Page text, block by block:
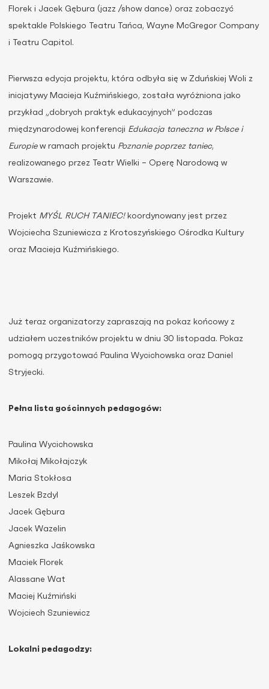
Florek i Jacek Gębura (jazz /show dance) oraz zobaczyć
spektakle Polskiego Teatru Tańca, Wayne McGregor Company
i Teatru Capitol.
Pierwsza edycja projektu, która odbyła się w Zduńskiej Woli z
inicjatywy Macieja Kuźmińskiego, została wyróżniona jako
przykład „dobrych praktyk edukacyjnych” podczas
międzynarodowej konferencji Edukacja taneczna w Polsce i
Europiew ramach projektu Poznanie poprzez taniec,
realizowanego przez Teatr Wielki – Operę Narodową w
Warszawie.
Projekt MYŚL RUCH TANIEC!koordynowany jest przez
Wojciecha Szuniewicza z Krotoszyńskiego Ośrodka Kultury
oraz Macieja Kuźmińskiego.
Już teraz organizatorzy zapraszają na pokaz końcowy z
udziałem uczestników projektu w dniu 30 listopada. Pokaz
pomogą przygotować Paulina Wycichowska oraz Daniel
Stryjecki.
Pełna lista gościnnych pedagogów:
Paulina Wycichowska
Mikołaj Mikołajczyk
Maria Stokłosa
Leszek Bzdyl
Jacek Gębura
Jacek Wazelin
Agnieszka Jaśkowska
Maciek Florek
Alassane Wat
Maciej Kuźmiński
Wojciech Szuniewicz
Lokalni pedagodzy: